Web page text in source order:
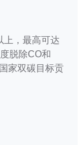
上，最高可达
脱除CO和
家双碳目标贡